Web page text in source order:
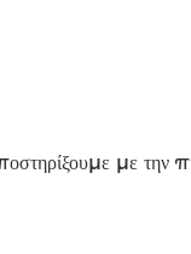
με την